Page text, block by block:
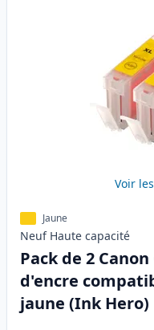
Voir
Jaune
Neuf Haute capacité
Pack de 2
d'encre
jaune (Ink Hero)